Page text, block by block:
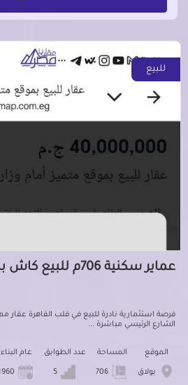
للبيع
عماير سكنية 706م للبيع كاش ببولاق القاهرة
الشارع الرئيسي مباشرة ...
الموقع
بولاق
المساحة عدد الطوابق عام البناء